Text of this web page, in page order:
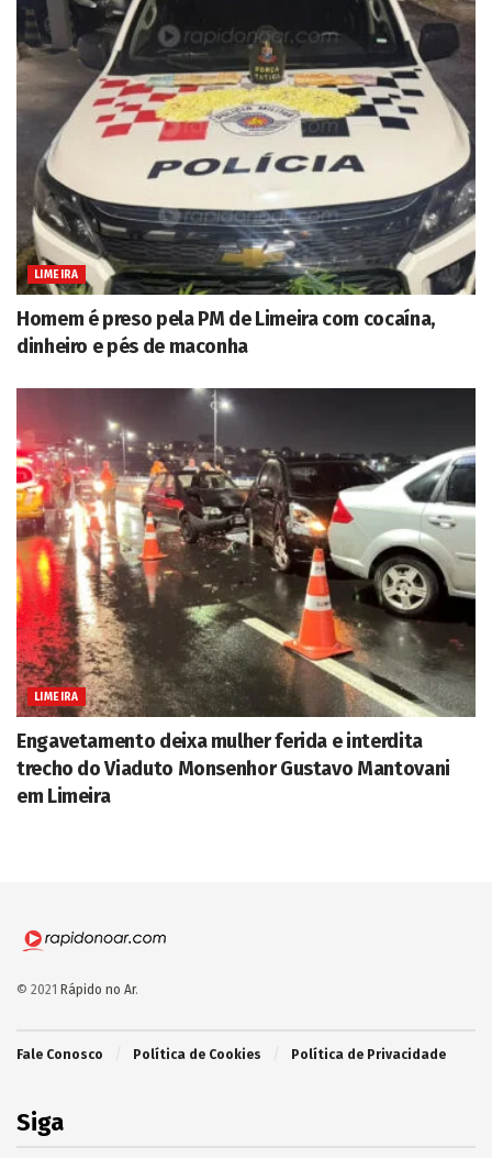
LIMEIRA
Homem é preso pela PM de Limeira com cocaína,
dinheiro e pés de maconha
LIMEIRA
Engavetamento deixa mulher ferida e interdita
trecho do Viaduto Monsenhor Gustavo Mantovani
em Limeira
© 2021 Rápido no Ar.
Fale Conosco Política de Cookies Política de Privacidade
Siga